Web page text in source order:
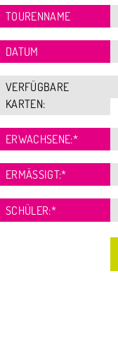
TOURENNAME
DATUM
VERFÜGBARE
KARTEN:
ERWACHSENE:*
ERMÄSSIGT:*
SCHÜLER:*